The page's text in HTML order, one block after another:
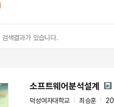
검색결과가 있습니다.
소프트웨어분석설계
덕성여자대학교 최승훈